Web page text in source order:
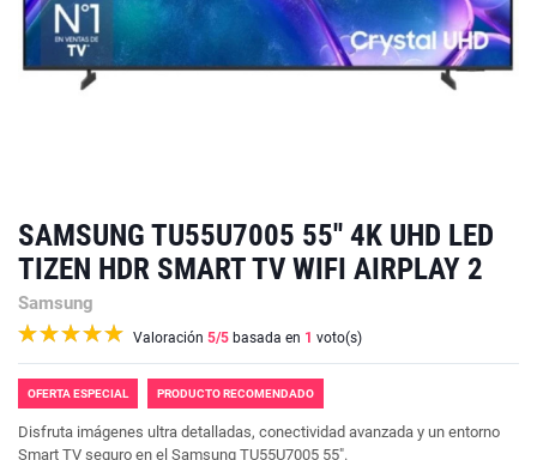
SAMSUNG TU55U7005 55'' 4K UHD LED
TIZEN HDR SMART TV WIFI AIRPLAY 2
Samsung
Valoración 5/5 basada en 1 voto(s)
OFERTA ESPECIAL PRODUCTO RECOMENDADO
Disfruta imágenes ultra detalladas, conectividad avanzada y un entorno
Smart TV seguro en el Samsung TU55U7005 55".